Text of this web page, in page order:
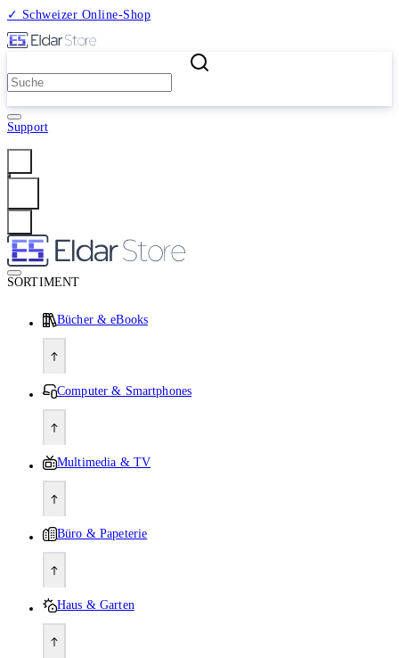
✓ Schweizer Online-Shop
Support
SORTIMENT
Bücher & eBooks
Computer & Smartphones
Multimedia & TV
Büro & Papeterie
Haus & Garten